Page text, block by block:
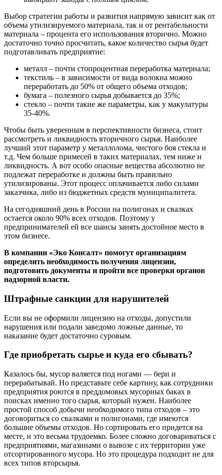
Выбор стратегии работы и развития напрямую зависит как от
объема утилизируемого материала, так и от рентабельности
материала – процента его использования вторично. Можно
достаточно точно просчитать, какое количество сырья будет
подготавливать предприятие:
металл – почти стопроцентная переработка материала;
текстиль – в зависимости от вида волокна можно
переработать до 50% от общего объема отходов;
бумага – полезного сырья добывается до 35%;
стекло – почти такие же параметры, как у макулатуры
35-40%.
Чтобы быть уверенным в перспективности бизнеса, стоит
рассмотреть и ликвидность вторичного сырья. Наиболее
лучший этот параметр у металлолома, чистого боя стекла и
т.д. Чем больше примесей в таких материалах, тем ниже и
ликвидность. А вот особо опасные вещества абсолютно не
подлежат переработке и должны быть правильно
утилизированы. Этот процесс оплачивается либо силами
заказчика, либо из бюджетных средств муниципалитета.
На сегодняшний день в России на полигонах и свалках
остается около 90% всех отходов. Поэтому у
предпринимателей ей все шансы занять достойное место в
этом бизнесе.
В компании «Эко Консалт» помогут организациям
определить необходимость получения лицензии,
подготовить документы и пройти все проверки органов
надзорной власти.
Штрафные санкции для нарушителей
Если вы не оформили лицензию на отходы, допустили
нарушения или подали заведомо ложные данные, то
наказание будет достаточно суровым.
Где приобретать сырье и куда его сбывать?
Казалось бы, мусор валяется под ногами — бери и
перерабатывай. Но представьте себе картину, как сотрудники
предприятия роются в преддомовых мусорных баках в
поисках именно того сырья, который нужен. Наиболее
простой способ добычи необходимого типа отходов – это
договориться со свалками и полигонами, где имеются
большие объемы отходов. Но сортировать его придется на
месте, и это весьма трудоемко. Более сложно договариваться с
предприятиями, магазинами о вывозе с их территории уже
отсортированного мусора. Но это процедура подходит не для
всех типов вторсырья.